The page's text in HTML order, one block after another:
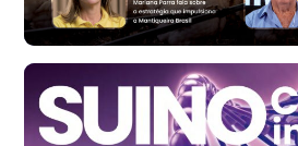
R$ 147,87
cx
Frango - Indicador
SP
R$ 7,13